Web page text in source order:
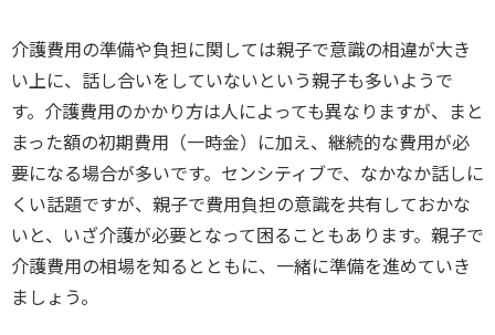
介護費用の準備や負担に関しては親子で意識の相違が大き
い上に、話し合いをしていないという親子も多いようで
す。介護費用のかかり方は人によっても異なりますが、まと
まった額の初期費用（一時金）に加え、継続的な費用が必
要になる場合が多いです。センシティブで、なかなか話しに
くい話題ですが、親子で費用負担の意識を共有しておかな
いと、いざ介護が必要となって困ることもあります。親子で
介護費用の相場を知るとともに、一緒に準備を進めていき
ましょう。